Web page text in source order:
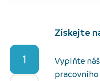
1
Získejte
Vyplňte náš
pracovního